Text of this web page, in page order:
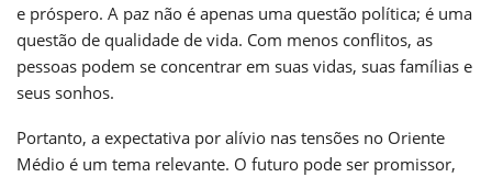
e próspero. A paz não é apenas uma questão política; é uma
questão de qualidade de vida. Com menos conflitos, as
pessoas podem se concentrar em suas vidas, suas famílias e
seus sonhos.
Portanto, a expectativa por alívio nas tensões no Oriente
Médio é um tema relevante. O futuro pode ser promissor,